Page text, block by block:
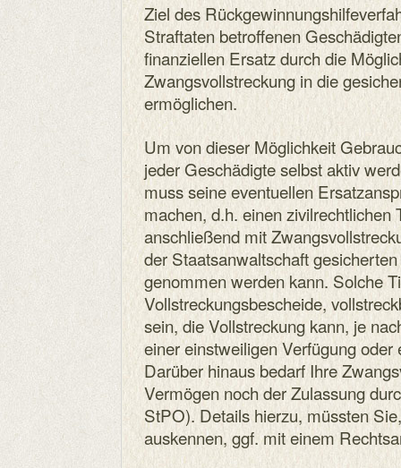
Ziel des
Straftaten betroffenen
finanziellen Ersatz durch die
Zwangsvollstreckung in die
ermöglichen.
Um von dieser Möglichkeit
jeder Geschädigte selbst aktiv
muss seine eventuellen
machen, d.h. einen zivilrechtlichen
anschließend mit
der Staatsanwaltschaft
genommen werden kann. Solche
Vollstreckungsbescheide,
sein, die Vollstreckung kann, je
einer einstweiligen Verfügung
Darüber hinaus bedarf Ihre
Vermögen noch der Zulassung
StPO). Details hierzu, müssten
auskennen, ggf. mit einem